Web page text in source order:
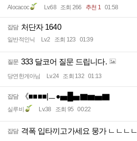
Alocacoc Lv.68 조회 266 추천 1 01:58
잡담 처단자 1640
일반적인닉 Lv.2 조회 123 01:39
질문 333 달코어 질문 드립니다.
당연한게아님 Lv.24 조회 132 01:13
잡담 《■■■■|ㅡ●▅█▅▇▆▅▇
실루비 Lv.38 조회 95 00:22
잡담 격폭 입타끼고가세요 뭉가 ㄴㄴㄴㄴ